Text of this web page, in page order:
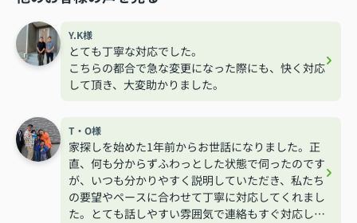
Y.K様
とても丁寧な対応でした。
こちらの都合で急な変更になった際にも、快く対応
して頂き、大変助かりました。
T・O様
家探しを始めた1年前からお世話になりました。正
直、何も分からずふわっとした状態で伺ったのです
が、いつも分かりやすく説明していただき、私たち
の要望やペースに合わせて丁寧に対応してくれまし
た。とても話しやすい雰囲気で連絡もすぐ対応して